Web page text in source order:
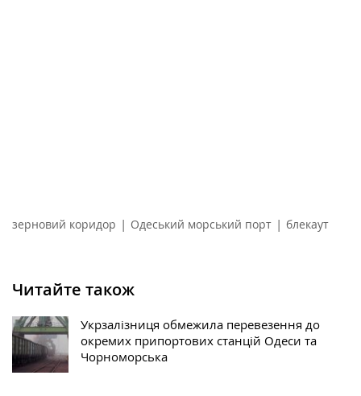
зерновий коридор | Одеський морський порт | блекаут
Читайте також
Укрзалізниця обмежила перевезення до
окремих припортових станцій Одеси та
Чорноморська